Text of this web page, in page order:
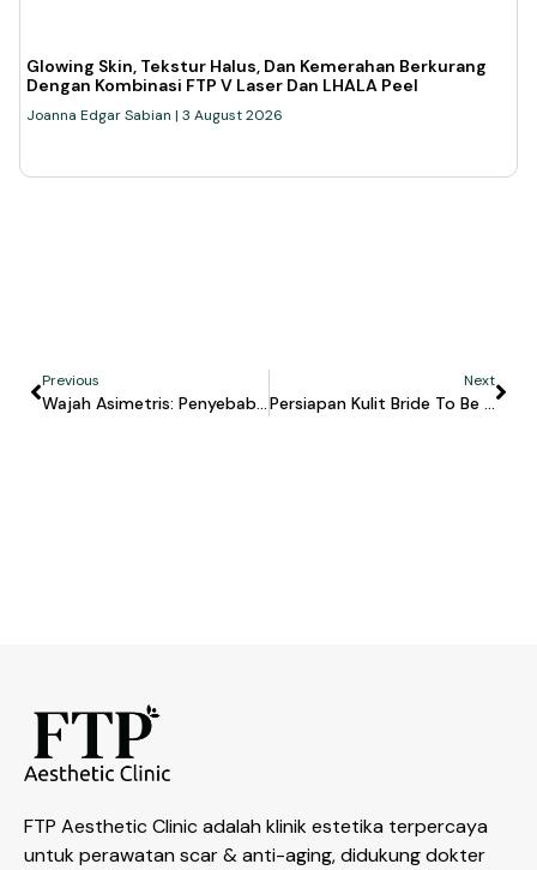
Glowing Skin, Tekstur Halus, Dan Kemerahan Berkurang
Dengan Kombinasi FTP V Laser Dan LHALA Peel
Joanna Edgar Sabian 3 August 2026
Previous
Wajah Asimetris: Penyebab, Kapan Perlu Ditangani, Dan Bagaimana Filler Bisa Membantu
Next
Persiapan Kulit Bride To Be Dengan FTP V Laser Dan LHALA Peel Untuk Tampil Glowing Di Hari H
FTP Aesthetic Clinic adalah klinik estetika terpercaya
untuk perawatan scar & anti-aging, didukung dokter